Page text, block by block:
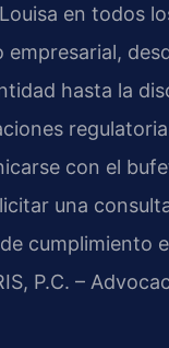
en todos
empresarial,
hasta la
con el
una
cumplimiento
P.C. –